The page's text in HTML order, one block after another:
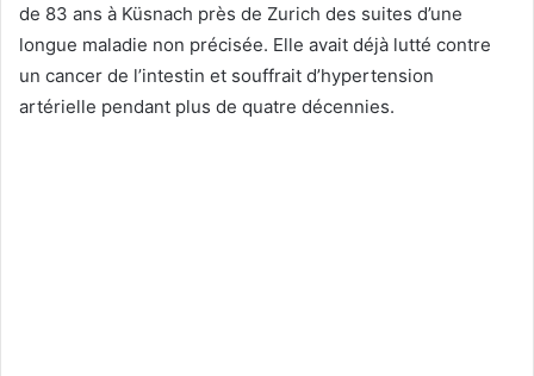
de 83 ans à Küsnach près de Zurich des suites d’une
longue maladie non précisée. Elle avait déjà lutté contre
un cancer de l’intestin et souffrait d’hypertension
artérielle pendant plus de quatre décennies.